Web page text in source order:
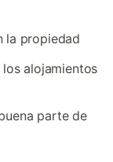
la propiedad
alojamientos
parte de